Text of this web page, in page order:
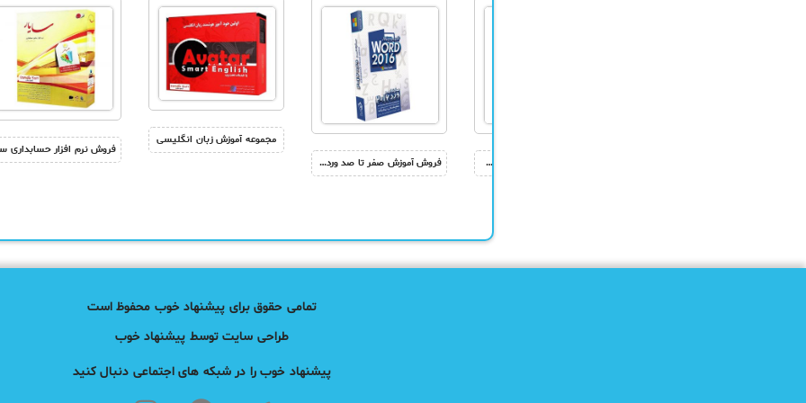
مجموعه آموزش زبان انگلیسی
فروش آموزش صفر تا صد ورد 2016 – آموزش تصویری word
فروش آموزش کاشت و طراحی ناخن – فیلم آموزشی طراحی ناخن
تمامی حقوق برای پیشنهاد خوب محفوظ است
طراحی سایت توسط پیشنهاد خوب
پیشنهاد خوب را در شبکه های اجتماعی دنبال کنید